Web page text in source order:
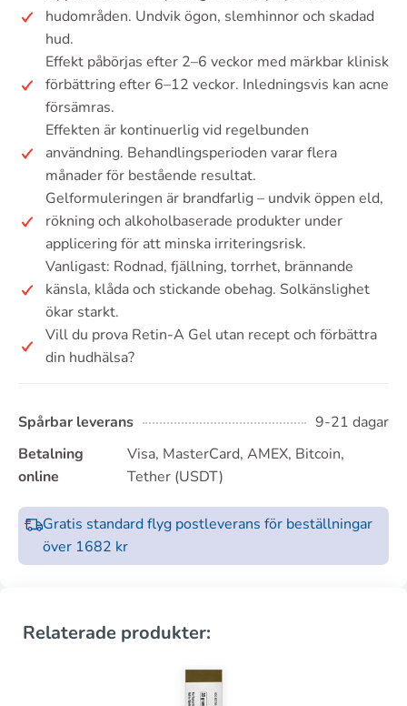
hudområden. Undvik ögon, slemhinnor och skadad
hud.
Effekt påbörjas efter 2–6 veckor med märkbar klinisk
förbättring efter 6–12 veckor. Inledningsvis kan acne
försämras.
Effekten är kontinuerlig vid regelbunden
användning. Behandlingsperioden varar flera
månader för bestående resultat.
Gelformuleringen är brandfarlig – undvik öppen eld,
rökning och alkoholbaserade produkter under
applicering för att minska irriteringsrisk.
Vanligast: Rodnad, fjällning, torrhet, brännande
känsla, klåda och stickande obehag. Solkänslighet
ökar starkt.
Vill du prova Retin-A Gel utan recept och förbättra
din hudhälsa?
Spårbar leverans
9-21 dagar
Betalning
online
Visa, MasterCard, AMEX, Bitcoin,
Tether (USDT)
Gratis standard flyg postleverans för beställningar
över 1682 kr
Relaterade produkter: